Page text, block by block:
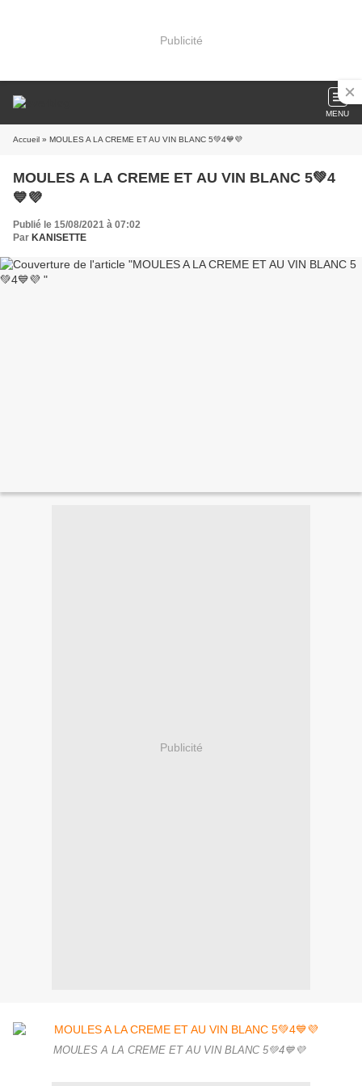
Publicité
MENU
Accueil » MOULES A LA CREME ET AU VIN BLANC 5💚4💙💜
MOULES A LA CREME ET AU VIN BLANC 5💚4
💙💜
Publié le 15/08/2021 à 07:02
Par KANISETTE
Publicité
MOULES A LA CREME ET AU VIN BLANC 5💚4💙💜